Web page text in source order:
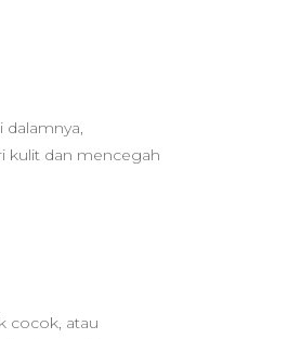
kulit dan mencegah
cocok, atau